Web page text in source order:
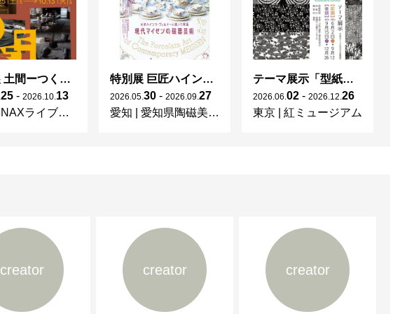
企画展 土間ーつくって、つかって、再発見ー
25 - 2026 10 13
INAXライブミュージアム
特別展 巨匠ハインツ・ヴェルナーの描いた物語（メルヘン） ー現代マイセンの磁器芸術ー
2026 05 30 - 2026 09 27
愛知
愛知県陶磁美術館
テーマ展示「型紙 KATAGAMI Collection」
2026 06 02 - 2026 12 26
東京
紅ミュージアム
creator creator creator